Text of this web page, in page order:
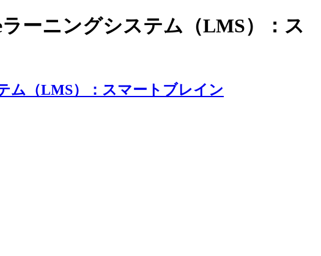
ーニングシステム（LMS）：ス